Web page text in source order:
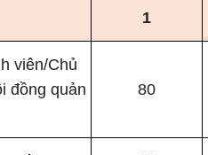
1
viên/Chủ
đồng quản
80